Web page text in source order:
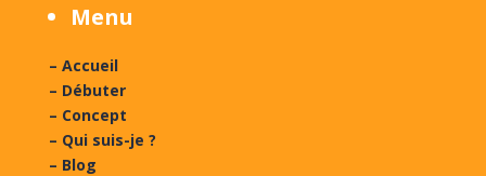
Menu
– Accueil
– Débuter
– Concept
– Qui suis-je ?
– Blog